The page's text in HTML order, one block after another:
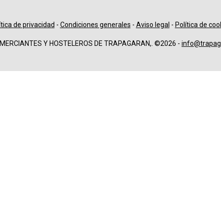
de privacidad - Condiciones generales - Aviso legal - Política de
Y HOSTELEROS DE TRAPAGARAN,. ©2026 -